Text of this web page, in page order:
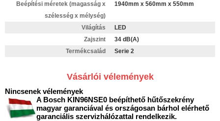
Beépítési méretek (magasság x
szélesség x mélység)
1940mm x 560mm x 550mm
Világítás
LED
Zajszint
34 dB(A)
Termékcsalád
Serie 2
Vásárlói vélemények
Nincsenek vélemények
A Bosch KIN96NSE0 beépíthető hűtőszekrény
magyar garanciával és országosan bárhol elérhető
garanciális szervizhálózattal rendelkezik.